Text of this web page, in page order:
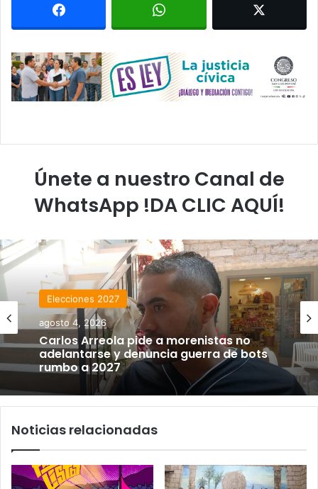
Únete a nuestro Canal de
WhatsApp !DA CLIC AQUÍ!
Elecciones 2027
agosto 4, 2026
Carlos Arreola pide a morenistas no
adelantarse y denuncia guerra de bots
rumbo a 2027
Noticias relacionadas